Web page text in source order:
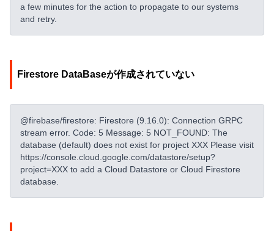
a few minutes for the action to propagate to our systems
and retry.
Firestore DataBaseが作成されていない
@firebase/firestore: Firestore (9.16.0): Connection GRPC
stream error. Code: 5 Message: 5 NOT_FOUND: The
database (default) does not exist for project XXX Please visit
https://console.cloud.google.com/datastore/setup?
project=XXX to add a Cloud Datastore or Cloud Firestore
database.